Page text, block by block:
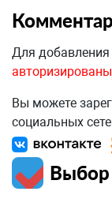
Для
авторизированы
Вы можете
социальных
Выбор